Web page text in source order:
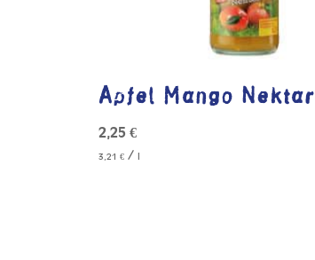
Apfel Mango Nektar
2,25€
3,21€ /